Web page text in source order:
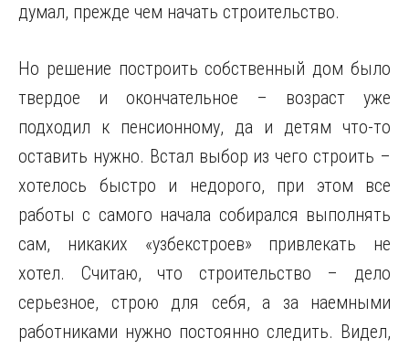
думал, прежде чем начать строительство.
Но решение построить собственный дом было
твердое и окончательное – возраст уже
подходил к пенсионному, да и детям что-то
оставить нужно. Встал выбор из чего строить –
хотелось быстро и недорого, при этом все
работы с самого начала собирался выполнять
сам, никаких «узбекстроев» привлекать не
хотел. Считаю, что строительство – дело
серьезное, строю для себя, а за наемными
работниками нужно постоянно следить. Видел,